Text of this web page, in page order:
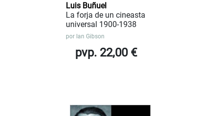
Luis Buñuel
La forja de un cineasta
universal 1900-1938
por Ian Gibson
pvp. 22,00 €